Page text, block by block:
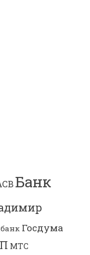
Банк
Госдума
МТС